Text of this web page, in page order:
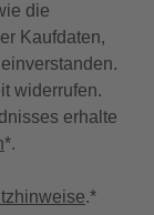
die
Kaufdaten,
widerrufen.
erhalte
*.
.